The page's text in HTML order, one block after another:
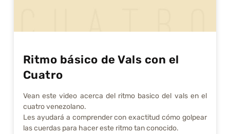
Ritmo básico de Vals con el
Cuatro
Vean este video acerca del ritmo basico del vals en el
cuatro venezolano.
Les ayudará a comprender con exactitud cómo golpear
las cuerdas para hacer este ritmo tan conocido.